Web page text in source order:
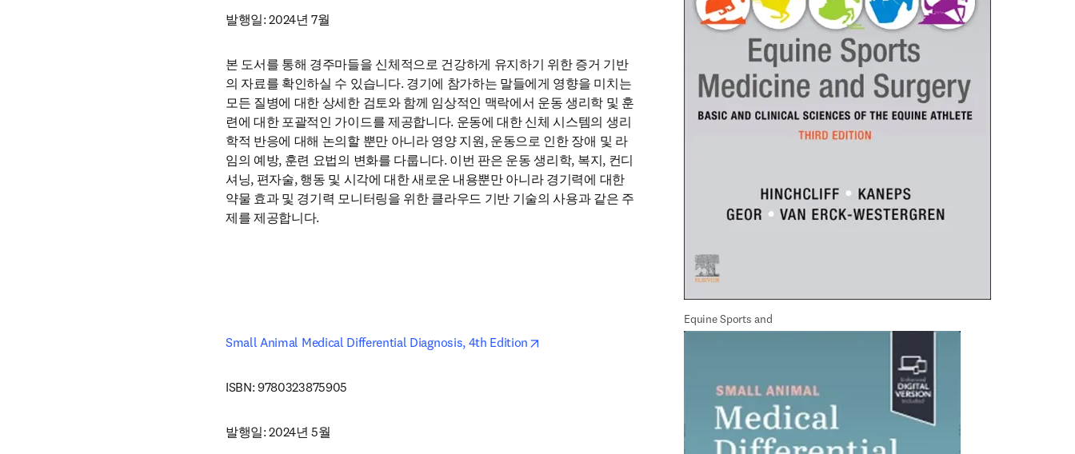
발행일: 2024년 7월
본 도서를 통해 경주마들을 신체적으로 건강하게 유지하기 위한 증거 기반
의 자료를 확인하실 수 있습니다. 경기에 참가하는 말들에게 영향을 미치는
모든 질병에 대한 상세한 검토와 함께 임상적인 맥락에서 운동 생리학 및 훈
련에 대한 포괄적인 가이드를 제공합니다. 운동에 대한 신체 시스템의 생리
학적 반응에 대해 논의할 뿐만 아니라 영양 지원, 운동으로 인한 장애 및 라
임의 예방, 훈련 요법의 변화를 다룹니다. 이번 판은 운동 생리학, 복지, 컨디
셔닝, 편자술, 행동 및 시각에 대한 새로운 내용뿐만 아니라 경기력에 대한
약물 효과 및 경기력 모니터링을 위한 클라우드 기반 기술의 사용과 같은 주
제를 제공합니다.
Equine Sports and
Medicine and Surgery, 3rd
Small Animal Medical Differential Diagnosis, 4th Edition
ISBN: 9780323875905
발행일: 2024년 5월